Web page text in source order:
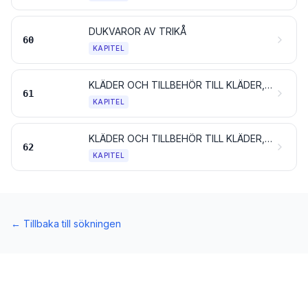
60
DUKVAROR AV TRIKÅ
KAPITEL
61
KLÄDER OCH TILLBEHÖR TILL KLÄDER, AV TRIKÅ
KAPITEL
62
KLÄDER OCH TILLBEHÖR TILL KLÄDER, AV ANNAN TEXTILVARA ÄN TRIKÅ
KAPITEL
← Tillbaka till sökningen